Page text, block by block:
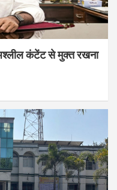
कंटेंट से मुक्त रखना